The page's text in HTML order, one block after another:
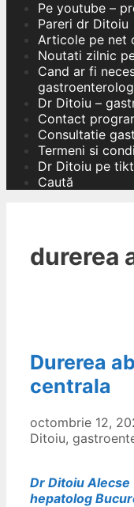
Pe youtube –
Pareri dr Ditoiu
Articole pe net
Noutati zilnic
Cand ar fi
Dr Ditoiu –
Contact
Consultatie
Termeni si
Dr Ditoiu pe
Caută
durerea
Durerea
centrala
octombrie 12,
Ditoiu,
Dr Ditoiu
hepatolog